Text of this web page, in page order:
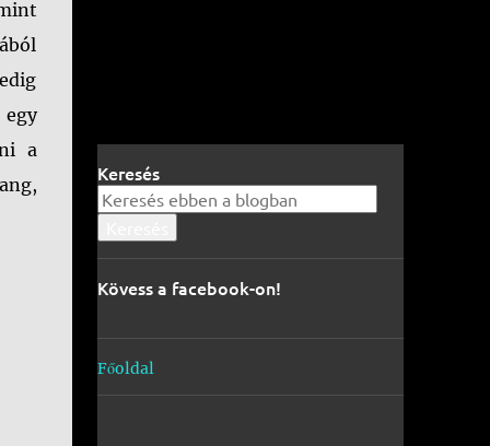
a
Keresés
Kövess a facebook-on!
Főoldal